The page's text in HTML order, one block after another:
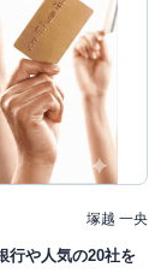
塚越 一央
行や人気の20社を